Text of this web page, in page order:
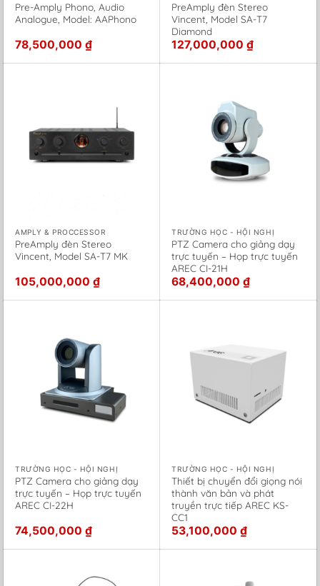
Pre-Amply Phono, Audio
Analogue, Model: AAPhono
78,500,000₫
PreAmply đèn Stereo
Vincent, Model SA-T7
Diamond
127,000,000₫
AMPLY & PROCCESSOR
PreAmply đèn Stereo
Vincent, Model SA-T7 MK
105,000,000₫
TRƯỜNG HỌC - HỘI NGHỊ
PTZ Camera cho giảng dạy
trực tuyến – Họp trực tuyến
AREC CI-21H
68,400,000₫
TRƯỜNG HỌC - HỘI NGHỊ
PTZ Camera cho giảng dạy
trực tuyến – Họp trực tuyến
AREC CI-22H
74,500,000₫
TRƯỜNG HỌC - HỘI NGHỊ
Thiết bị chuyển đổi giọng nói
thành văn bản và phát
truyền trực tiếp AREC KS-
CC1
53,100,000₫